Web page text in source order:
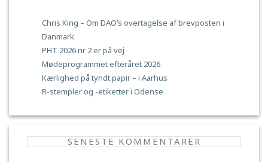
Chris King – Om DAO’s overtagelse af brevposten i
Danmark
PHT 2026 nr 2 er på vej
Mødeprogrammet efteråret 2026
Kærlighed på tyndt papir – i Aarhus
R-stempler og -etiketter i Odense
SENESTE KOMMENTARER